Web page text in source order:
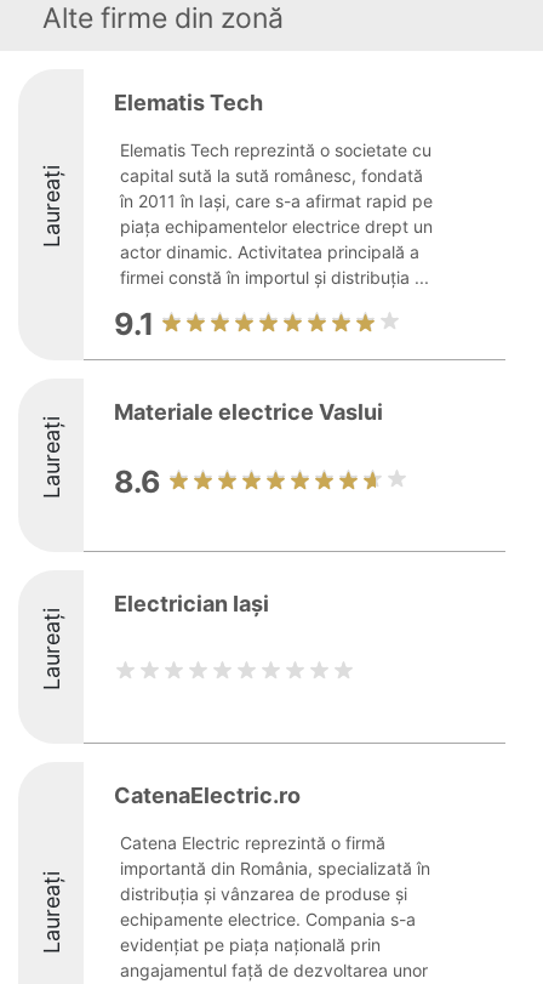
Alte firme din zonă
Laureați
Elematis Tech
Elematis Tech reprezintă o societate cu
capital sută la sută românesc, fondată
în 2011 în Iași, care s-a afirmat rapid pe
piața echipamentelor electrice drept un
actor dinamic. Activitatea principală a
firmei constă în importul și distribuția ...
9.1
Laureați
Materiale electrice Vaslui
8.6
Laureați
Electrician Iași
Laureați
CatenaElectric.ro
Catena Electric reprezintă o firmă
importantă din România, specializată în
distribuția și vânzarea de produse și
echipamente electrice. Compania s-a
evidențiat pe piața națională prin
angajamentul față de dezvoltarea unor